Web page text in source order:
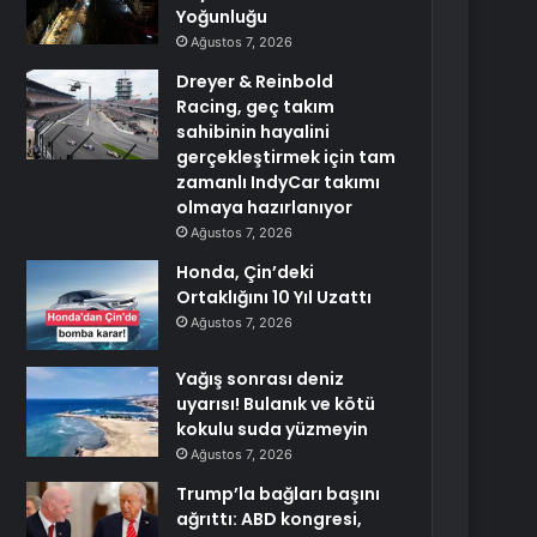
Yoğunluğu
Ağustos 7, 2026
Dreyer & Reinbold
Racing, geç takım
sahibinin hayalini
gerçekleştirmek için tam
zamanlı IndyCar takımı
olmaya hazırlanıyor
Ağustos 7, 2026
Honda, Çin’deki
Ortaklığını 10 Yıl Uzattı
Ağustos 7, 2026
Yağış sonrası deniz
uyarısı! Bulanık ve kötü
kokulu suda yüzmeyin
Ağustos 7, 2026
Trump’la bağları başını
ağrıttı: ABD kongresi,